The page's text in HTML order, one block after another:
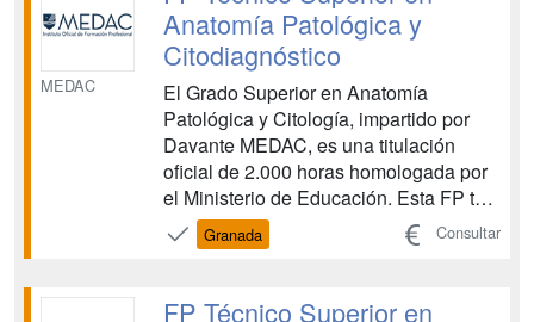
proyectos educativos inno...
MEDAC
Anatomía Patológica y
Citodiagnóstico
El Grado Superior en Anatomía
Patológica y Citología, impartido por
Davante MEDAC, es una titulación
oficial de 2.000 horas homologada por
el Ministerio de Educación. Esta FP te
prepara para convertirte en un
especialista en el análisis de cultivos y
papel fundamental en la detección de
Granada Consultar
FP Técnico Superior en